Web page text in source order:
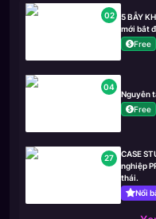
02
5 BẪY
mới bắt
Free
04
Nguyên
Free
27
CASE
nghiệp
thái.
Nổi